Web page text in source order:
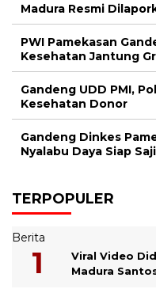
Madura Resmi
PWI Pamekasan
Kesehatan Jantung
Gandeng UDD PMI,
Kesehatan Donor
Gandeng Dinkes
Nyalabu Daya Siap
TERPOPULER
Berita
Viral Video
Madura